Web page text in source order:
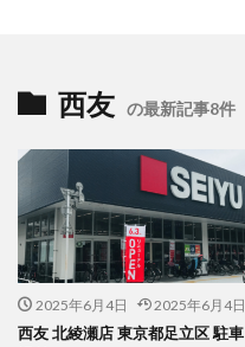
西友 の最新記事8件
2025年6月4日 2025年6月4日
西友 北綾瀬店 東京都足立区 駐車